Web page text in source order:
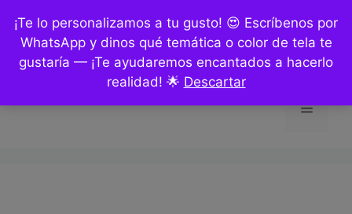
¡Te lo personalizamos a tu gusto! 😍 Escríbenos por
WhatsApp y dinos qué temática o color de tela te
gustaría — ¡Te ayudaremos encantados a hacerlo
realidad! 🌟 Descartar
contenido
Menú